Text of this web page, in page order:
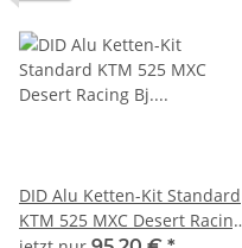
DID Alu Ketten-Kit Standard
KTM 525 MXC Desert Racing